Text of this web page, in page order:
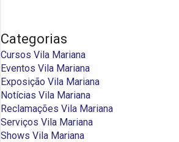
Categorias
Cursos Vila Mariana
Eventos Vila Mariana
Exposição Vila Mariana
Notícias Vila Mariana
Reclamações Vila Mariana
Serviços Vila Mariana
Shows Vila Mariana